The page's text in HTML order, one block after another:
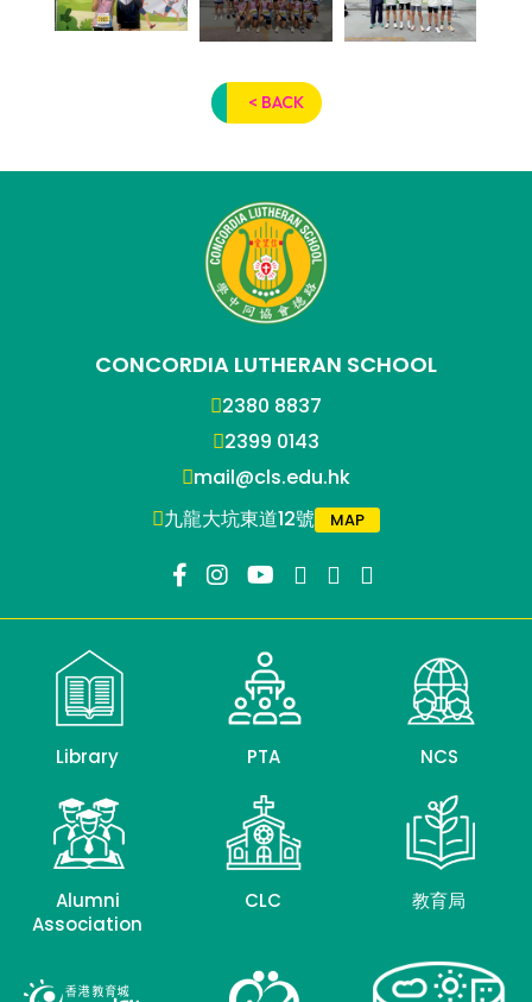
< BACK
CONCORDIA LUTHERAN SCHOOL
2380 8837
2399 0143
mail@cls.edu.hk
九龍大坑東道12號
MAP
Library PTA NCS
Alumni
Association
CLC 教育局